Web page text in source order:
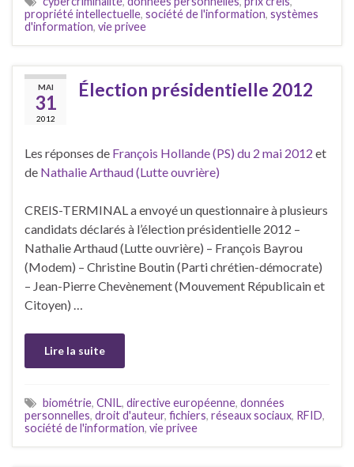
propriété intellectuelle, société de l'information, systèmes
d'information, vie privee
MAI
31
2012
Élection présidentielle 2012
Les réponses de François Hollande (PS) du 2 mai 2012 et
de Nathalie Arthaud (Lutte ouvrière)
CREIS-TERMINAL a envoyé un questionnaire à plusieurs
candidats déclarés à l’élection présidentielle 2012 –
Nathalie Arthaud (Lutte ouvrière) – François Bayrou
(Modem) – Christine Boutin (Parti chrétien-démocrate)
– Jean-Pierre Chevènement (Mouvement Républicain et
Citoyen) …
Lire la suite
biométrie, CNIL, directive européenne, données
personnelles, droit d'auteur, fichiers, réseaux sociaux, RFID,
société de l'information, vie privee